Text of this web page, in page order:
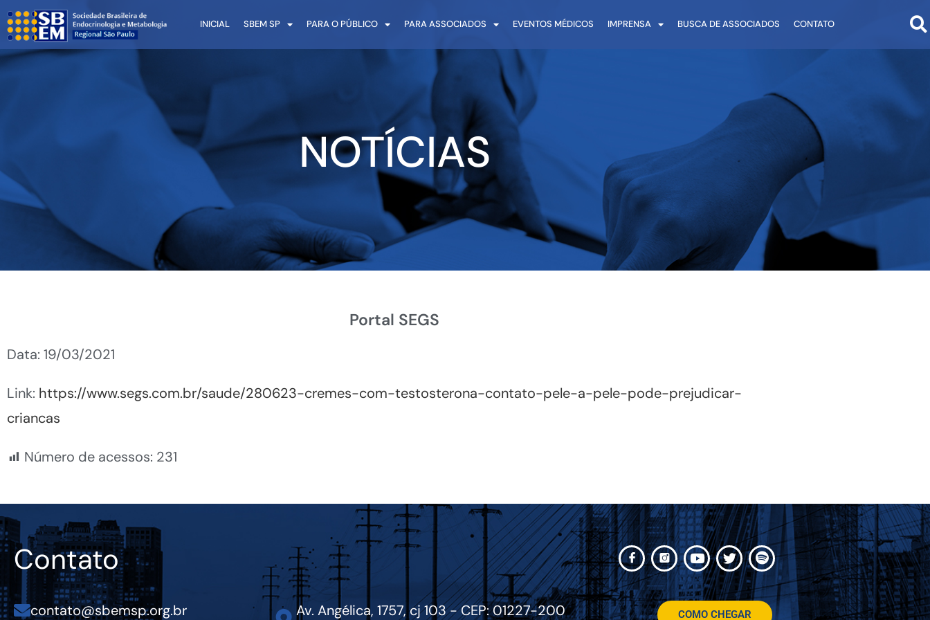
INICIAL SBEM SP PARA O PÚBLICO PARA ASSOCIADOS EVENTOS MÉDICOS IMPRENSA BUSCA DE ASSOCIADOS CONTATO
NOTÍCIAS
Portal SEGS
Data: 19/03/2021
Link: https://www.segs.com.br/saude/280623-cremes-com-testosterona-contato-pele-a-pele-pode-prejudicar-
criancas
Número de acessos: 231
Contato
contato@sbemsp.org.br Av. Angélica, 1757, cj 103 - CEP: 01227-200 COMO CHEGAR